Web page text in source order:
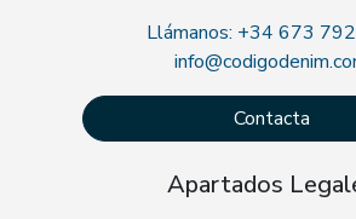
Llámanos: +34 673
Contacta
Apartados